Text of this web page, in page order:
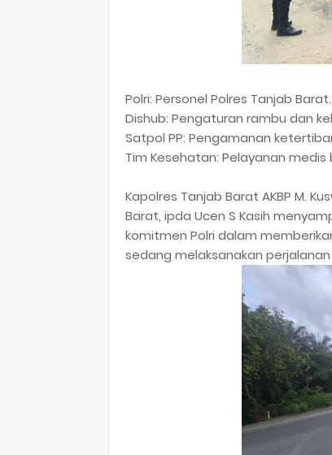
​Polri: Personel Polres Tanjab Barat.
​Dishub: Pengaturan rambu dan
​Satpol PP: Pengamanan
​Tim Kesehatan: Pelayanan
​Kapolres Tanjab Barat AKBP M.
Barat, ipda Ucen S Kasih
komitmen Polri dalam
sedang melaksanakan